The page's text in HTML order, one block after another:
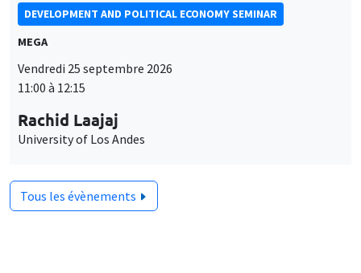
DEVELOPMENT AND POLITICAL ECONOMY SEMINAR
MEGA
Vendredi 25 septembre 2026
11:00 à 12:15
Rachid Laajaj
University of Los Andes
Tous les évènements